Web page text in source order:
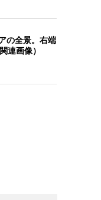
の全景。右端
連画像）